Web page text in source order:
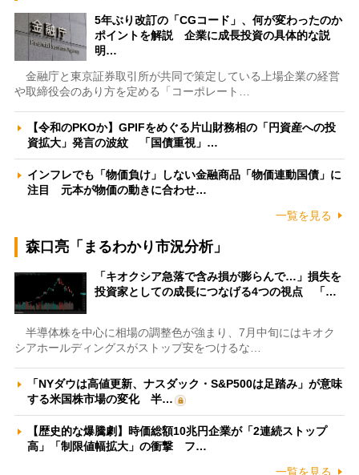
5年ぶり改訂の「CGコード」、何が変わったのか
ポイントを解説 企業に成長投資の具体的な説
明…
金融庁と東京証券取引所が共同で策定している上場企業の経営
や取締役会のあり方を定める「コーポレート…
【令和のPKOか】GPIFをめぐる片山財務相の「円資産への投
資拡大」発言の波紋 「国債重視」…
インフレでも「物価負け」しない金融商品「物価連動国債」に
注目 元本が物価の動きに合わせ…
一覧を見る
森口亮「まるわかり市況分析」
「キオクシア急落で含み損が膨らんで…」損失を
投資家としての成長につなげる4つの視点 「…
半導体株を中心に相場の調整色が強まり、7月中旬にはキオク
シアホールディングスがストップ安をつけるな…
「NYダウは高値更新、ナスダック・S&P500は足踏み」が意味
する米国株市場の変化 半…
【歴史的な爆騰劇】時価総額10兆円企業が「2連続ストップ
高」「制限値幅拡大」の衝撃 フ…
一覧を見る